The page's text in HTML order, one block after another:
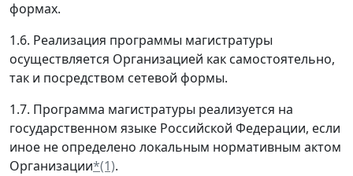
формах.
1.6. Реализация программы магистратуры
осуществляется Организацией как самостоятельно,
так и посредством сетевой формы.
1.7. Программа магистратуры реализуется на
государственном языке Российской Федерации, если
иное не определено локальным нормативным актом
Организации*(1).